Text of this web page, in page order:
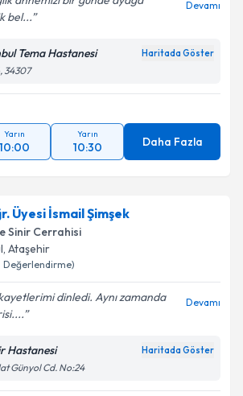
bel...
Devamı
Tema Hastanesi Haritada Göster
34307
Yarın
10:00
Yarın
10:30 Daha Fazla
Üyesi İsmail Şimşek
Sinir Cerrahisi
, Ataşehir
Değerlendirme)
dinledi. Aynı zamanda
Devamı
Hastanesi Haritada Göster
Günyol Cd. No:24